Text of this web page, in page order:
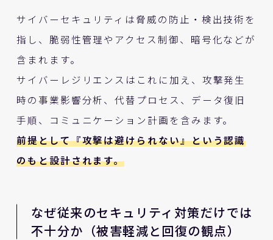
サイバーセキュリティは脅威の防止・検出技術を
指し、脆弱性管理やアクセス制御、暗号化などが
含まれます。
サイバーレジリエンスはこれに加え、攻撃発生
時の事業影響分析、代替プロセス、データ復旧
手順、コミュニケーション計画を含みます。
前提として『攻撃は避けられない』という認識
のもと設計されます。
なぜ従来のセキュリティ対策だけでは
不十分か（被害軽減と回復の観点）